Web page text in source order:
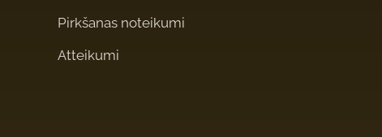
Pirkšanas noteikumi
Atteikumi